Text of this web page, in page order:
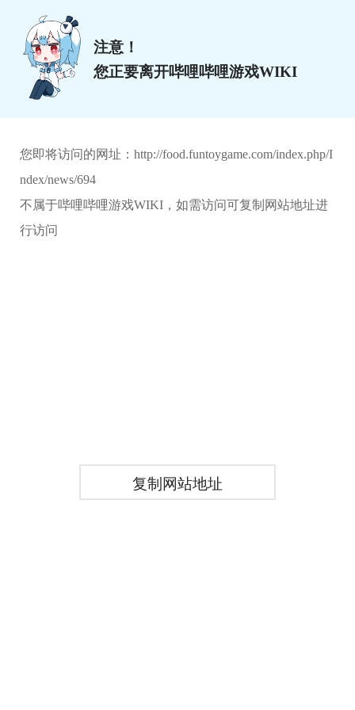
注意！
您正要离开哔哩哔哩游戏WIKI
您即将访问的网址： http://food.funtoygame.com/index.php/I
ndex/news/694
不属于哔哩哔哩游戏WIKI，如需访问可复制网站地址进
行访问
复制网站地址